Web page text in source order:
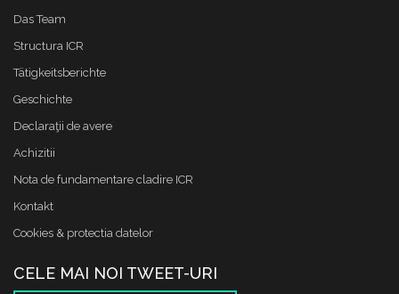
Das Team
Structura ICR
Tätigkeitsberichte
Geschichte
Declaraţii de avere
Achizitii
Nota de fundamentare cladire ICR
Kontakt
Cookies & protectia datelor
CELE MAI NOI TWEET-URI